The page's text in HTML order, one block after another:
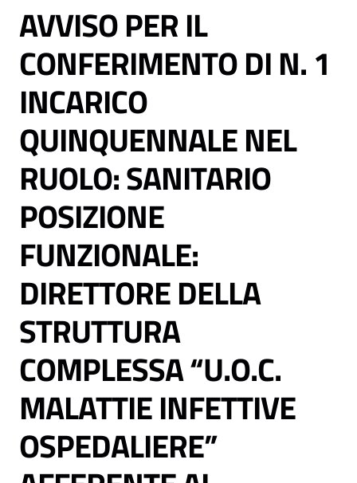
Reparti
C
a
r
t
a
d
e
i
S
e
r
v
Salta al contenuto
AVVISO PER IL
CONFERIMENTO DI N. 1
INCARICO
QUINQUENNALE NEL
RUOLO: SANITARIO
POSIZIONE
FUNZIONALE:
DIRETTORE DELLA
STRUTTURA
COMPLESSA “U.O.C.
MALATTIE INFETTIVE
OSPEDALIERE”